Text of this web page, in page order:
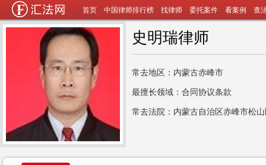
首页 中国律师排行榜 找律师 委托案件 看案例 查
史明瑞律师
常去地区：内蒙古赤峰市
最擅长领域：合同协议条款
常去法院：内蒙古自治区赤峰市松